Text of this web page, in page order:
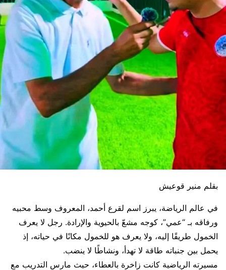
بقلم منير قوعيش
في عالم الرياضة، يبرز اسم لقرع أحمد، المعروف وسط محبيه
ورفاقه بـ “عمي”، كوجه مشعّ بالحيوية والإرادة. رجل لا يعرف
الخمول طريقًا إليه، ولا يعرف هو للخمول مكانًا في حياته، إذ
يحمل بين جنباته طاقة لا تهدأ، ونشاطًا لا ينضب.
مسيرته الرياضية كانت زاخرة بالعطاء، حيث مارس التدريب مع